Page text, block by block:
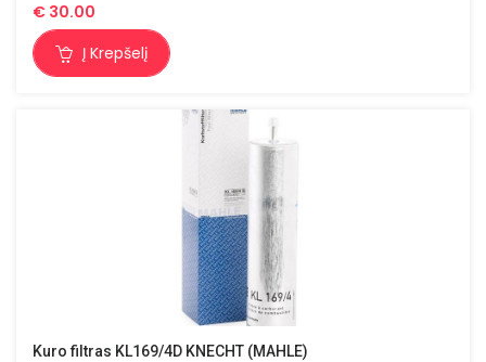
€ 30.00
Į Krepšelį
Kuro filtras KL169/4D KNECHT (MAHLE)